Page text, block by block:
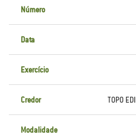
Número
Data
Exercício
Credor TOPO
Modalidade